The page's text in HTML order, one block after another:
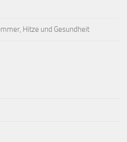
Hitze und Gesundheit